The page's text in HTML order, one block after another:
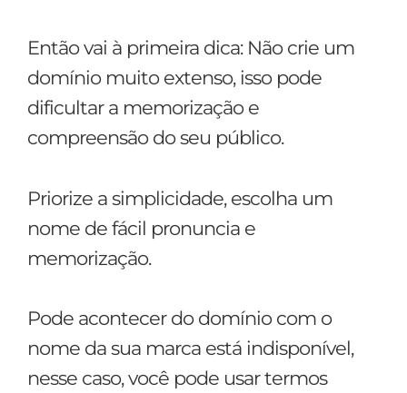
Então vai à primeira dica: Não crie um
domínio muito extenso, isso pode
dificultar a memorização e
compreensão do seu público.
Priorize a simplicidade, escolha um
nome de fácil pronuncia e
memorização.
Pode acontecer do domínio com o
nome da sua marca está indisponível,
nesse caso, você pode usar termos